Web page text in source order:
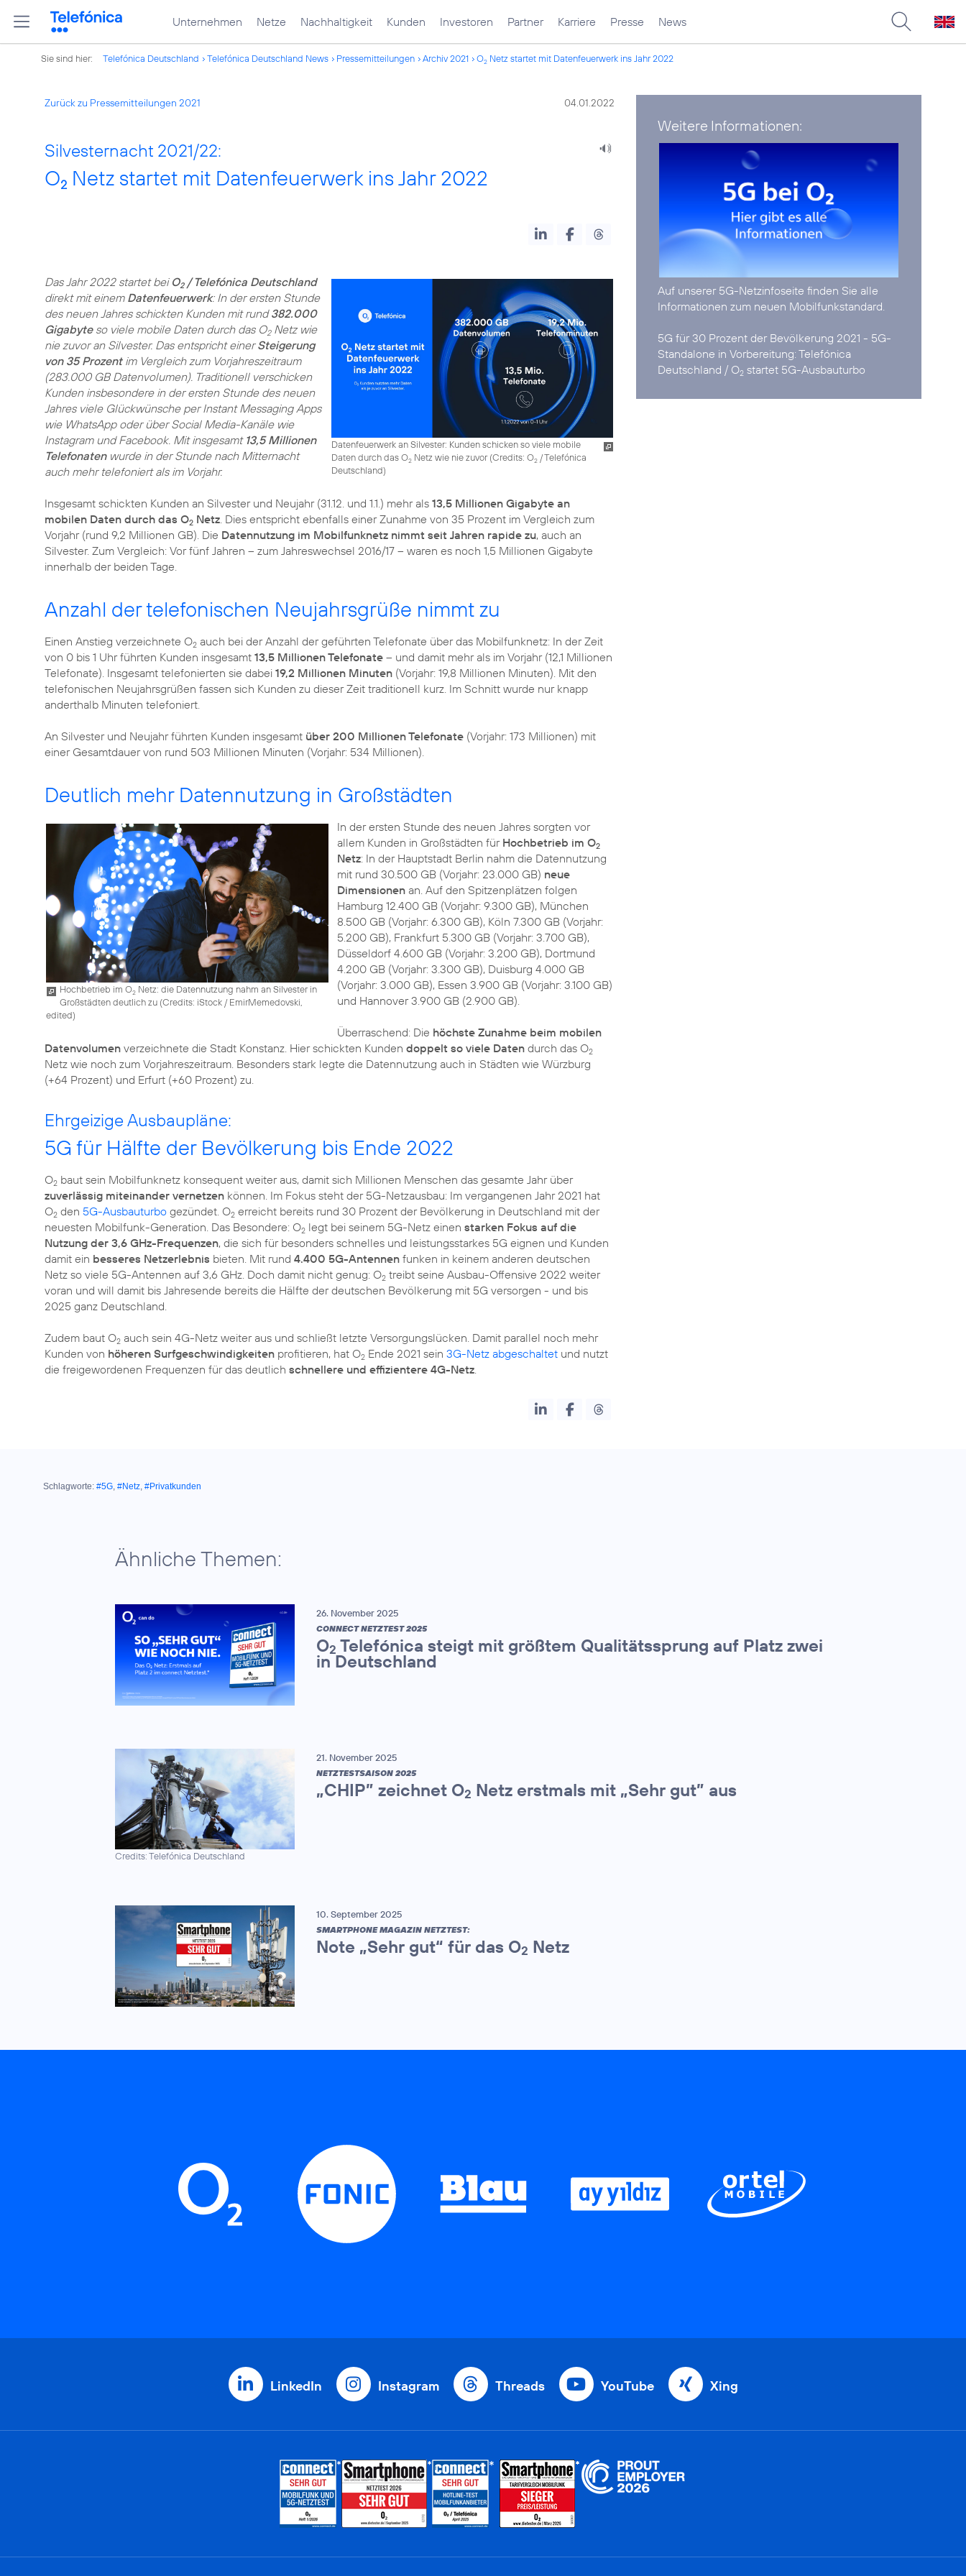
Unternehmen Netze Nachhaltigkeit Kunden Investoren Partner Karriere Presse News
Sie sind hier: Telefónica Deutschland Telefónica Deutschland News Pressemitteilungen Archiv 2021 O2 Netz startet mit Datenfeuerwerk ins Jahr 2022
Zurück zu Pressemitteilungen 2021 04.01.2022
Silvesternacht 2021/22:
O2 Netz startet mit Datenfeuerwerk ins Jahr 2022
Datenfeuerwerk an Silvester: Kunden schicken so viele mobile
Daten durch das O2Netz wie nie zuvor (Credits: O2/ Telefónica
Deutschland)
Das Jahr 2022 startet bei O2/ Telefónica Deutschland
direkt mit einem Datenfeuerwerk: In der ersten Stunde
des neuen Jahres schickten Kunden mit rund382.000
Gigabyteso viele mobile Daten durch das O2Netz wie
nie zuvor an Silvester. Das entspricht einerSteigerung
von 35 Prozentim Vergleich zum Vorjahreszeitraum
(283.000 GB Datenvolumen). Traditionell verschicken
Kunden insbesondere in der ersten Stunde des neuen
Jahres viele Glückwünsche per Instant Messaging Apps
wie WhatsApp oder über Social Media-Kanäle wie
Instagram und Facebook. Mit insgesamt 13,5 Millionen
Telefonatenwurde in der Stunde nach Mitternacht
auch mehr telefoniert als im Vorjahr.
Insgesamt schickten Kunden an Silvester und Neujahr (31.12. und 1.1.) mehr als 13,5 Millionen Gigabyte an
mobilen Daten durch das O2 Netz. Dies entspricht ebenfalls einer Zunahme von 35 Prozent im Vergleich zum
Vorjahr (rund 9,2 Millionen GB). Die Datennutzung im Mobilfunknetz nimmt seit Jahren rapide zu, auch an
Silvester. Zum Vergleich: Vor fünf Jahren – zum Jahreswechsel 2016/17 – waren es noch 1,5 Millionen Gigabyte
innerhalb der beiden Tage.
Anzahl der telefonischen Neujahrsgrüße nimmt zu
Einen Anstieg verzeichnete O2 auch bei der Anzahl der geführten Telefonate über das Mobilfunknetz: In der Zeit
von 0 bis 1 Uhr führten Kunden insgesamt 13,5 Millionen Telefonate – und damit mehr als im Vorjahr (12,1 Millionen
Telefonate). Insgesamt telefonierten sie dabei 19,2 Millionen Minuten (Vorjahr: 19,8 Millionen Minuten). Mit den
telefonischen Neujahrsgrüßen fassen sich Kunden zu dieser Zeit traditionell kurz. Im Schnitt wurde nur knapp
anderthalb Minuten telefoniert.
An Silvester und Neujahr führten Kunden insgesamt über 200 Millionen Telefonate (Vorjahr: 173 Millionen) mit
einer Gesamtdauer von rund 503 Millionen Minuten (Vorjahr: 534 Millionen).
Deutlich mehr Datennutzung in Großstädten
Hochbetrieb im O2 Netz: die Datennutzung nahm an Silvester in
Großstädten deutlich zu (Credits: iStock / EmirMemedovski,
edited)
In der ersten Stunde des neuen Jahres sorgten vor
allem Kunden in Großstädten für Hochbetrieb im O2
Netz: In der Hauptstadt Berlin nahm die Datennutzung
mit rund 30.500 GB (Vorjahr: 23.000 GB) neue
Dimensionenan. Auf den Spitzenplätzen folgen
Hamburg 12.400 GB (Vorjahr: 9.300 GB), München
8.500 GB (Vorjahr: 6.300 GB), Köln 7.300 GB (Vorjahr:
5.200 GB), Frankfurt 5.300 GB (Vorjahr: 3.700 GB),
Düsseldorf 4.600 GB (Vorjahr: 3.200 GB), Dortmund
4.200 GB (Vorjahr: 3.300 GB), Duisburg 4.000 GB
(Vorjahr: 3.000 GB), Essen 3.900 GB (Vorjahr: 3.100 GB)
und Hannover 3.900 GB (2.900 GB).
Überraschend: Die höchste Zunahme beim mobilen
Datenvolumen verzeichnete die Stadt Konstanz. Hier schickten Kunden doppelt so viele Daten durch das O2
Netz wie noch zum Vorjahreszeitraum. Besonders stark legte die Datennutzung auch in Städten wie Würzburg
Ehrgeizige Ausbaupläne:
5G für Hälfte der Bevölkerung bis Ende 2022
O2 baut sein Mobilfunknetz konsequent weiter aus, damit sich Millionen Menschen das gesamte Jahr über
zuverlässig miteinander vernetzen können. Im Fokus steht der 5G-Netzausbau: Im vergangenen Jahr 2021 hat
O2 den 5G-Ausbauturbo gezündet. O2 erreicht bereits rund 30 Prozent der Bevölkerung in Deutschland mit der
neuesten Mobilfunk-Generation. Das Besondere: O2 legt bei seinem 5G-Netz einen starken Fokus auf die
Nutzung der 3,6 GHz-Frequenzen, die sich für besonders schnelles und leistungsstarkes 5G eignen und Kunden
damit ein besseres Netzerlebnis bieten. Mit rund 4.400 5G-Antennen funken in keinem anderen deutschen
Netz so viele 5G-Antennen auf 3,6 GHz. Doch damit nicht genug: O2 treibt seine Ausbau-Offensive 2022 weiter
voran und will damit bis Jahresende bereits die Hälfte der deutschen Bevölkerung mit 5G versorgen - und bis
2025 ganz Deutschland.
Zudem baut O2 auch sein 4G-Netz weiter aus und schließt letzte Versorgungslücken. Damit parallel noch mehr
Kunden von höheren Surfgeschwindigkeiten profitieren, hat O2 Ende 2021 sein 3G-Netz abgeschaltet und nutzt
die freigewordenen Frequenzen für das deutlich schnellere und effizientere 4G-Netz.
Weitere Informationen:
Auf unserer 5G-Netzinfoseite finden Sie alle
Informationen zum neuen Mobilfunkstandard.
5G für 30 Prozent der Bevölkerung 2021 - 5G-
Standalone in Vorbereitung:Telefónica
Deutschland / O2 startet 5G-Ausbauturbo
Schlagworte: #5G, #Netz, #Privatkunden
Ähnliche Themen:
26. November 2025
CONNECT NETZTEST 2025
O2 Telefónica steigt mit größtem Qualitätssprung auf Platz zwei
in Deutschland
Credits: Telefónica Deutschland
21. November 2025
NETZTESTSAISON 2025
„CHIP” zeichnet O2 Netz erstmals mit „Sehr gut” aus
10. September 2025
SMARTPHONE MAGAZIN NETZTEST:
Note „Sehr gut“ für das O2 Netz
LinkedIn Instagram Threads YouTube Xing